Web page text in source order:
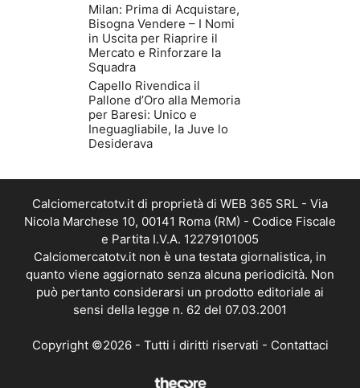
Milan: Prima di Acquistare,
Bisogna Vendere – I Nomi
in Uscita per Riaprire il
Mercato e Rinforzare la
Squadra
Capello Rivendica il
Pallone d’Oro alla Memoria
per Baresi: Unico e
Ineguagliabile, la Juve lo
Desiderava
Calciomercatotv.it di proprietà di WEB 365 SRL - Via
Nicola Marchese 10, 00141 Roma (RM) - Codice Fiscale
e Partita I.V.A. 12279101005
Calciomercatotv.it non è una testata giornalistica, in
quanto viene aggiornato senza alcuna periodicità. Non
può pertanto considerarsi un prodotto editoriale ai
sensi della legge n. 62 del 07.03.2001
Copyright ©2026 - Tutti i diritti riservati - Contattaci